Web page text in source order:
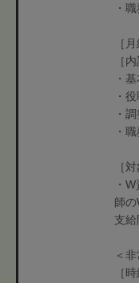
・
［
［内
・
・
・
・
［
・
師
支給
＜
［